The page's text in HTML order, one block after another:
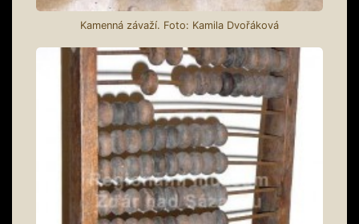
Kamenná závaží. Foto: Kamila Dvořáková